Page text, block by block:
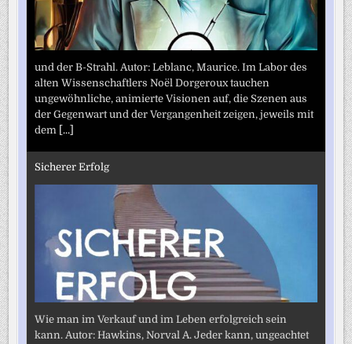
und der B-Strahl. Autor: Leblanc, Maurice. Im Labor des
alten Wissenschaftlers Noël Dorgeroux tauchen
ungewöhnliche, animierte Visionen auf, die Szenen aus
der Gegenwart und der Vergangenheit zeigen, jeweils mit
dem [...]
Sicherer Erfolg
Wie man im Verkauf und im Leben erfolgreich sein
kann. Autor: Hawkins, Norval A. Jeder kann, ungeachtet